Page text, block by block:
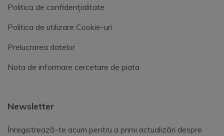
Politica de confidențialitate
Politica de utilizare Cookie-uri
Prelucrarea datelor
Nota de informare cercetare de piata
Newsletter
Înregistrează-te acum pentru a primi actualizări despre